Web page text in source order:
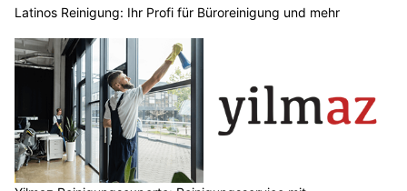
Latinos Reinigung: Ihr Profi für Büroreinigung und mehr